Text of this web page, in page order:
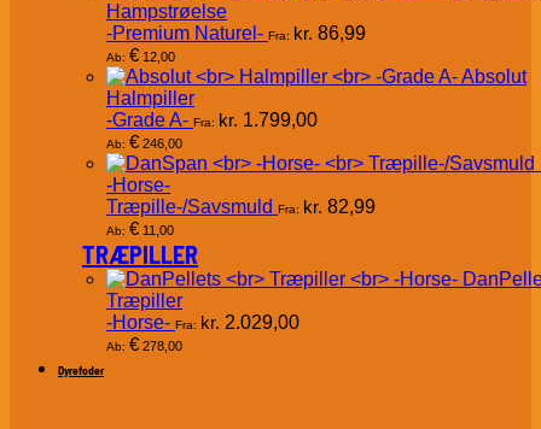
Hampstrøelse
-Premium Naturel- Fra: kr. 86,99
Ab: € 12,00
Absolut
Halmpiller
-Grade A- Fra: kr. 1.799,00
Ab: € 246,00
-Horse-
Træpille-/Savsmuld Fra: kr. 82,99
Ab: € 11,00
TRÆPILLER
Træpiller
-Horse- Fra: kr. 2.029,00
Ab: € 278,00
Dyrefoder